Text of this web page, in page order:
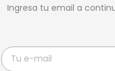
Ingresa tu email a